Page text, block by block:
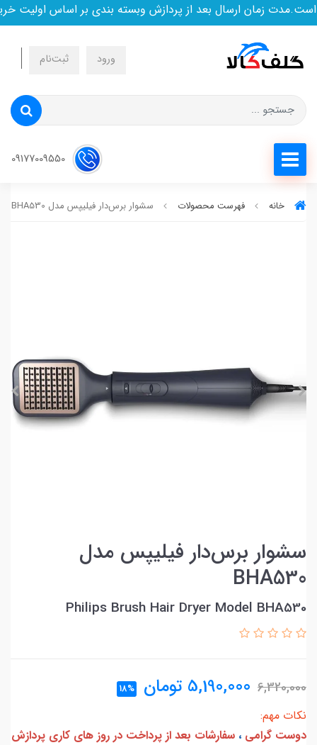
زمان ارسال بعد از پردازش وبسته بندی بر اساس اولیت خرید
ورود ثبت‌نام
خانه فهرست محصولات سشوار برس‌دار فیلیپس مدل BHA530
سشوار برس‌دار فیلیپس مدل
BHA530
Philips Brush Hair Dryer Model BHA530
6,320,000
5,190,000 تومان 18%
نکات مهم:
دوست گرامی ، سفارشات بعد از پرداخت در روز های کاری پردازش